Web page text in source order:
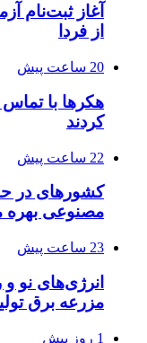
آغاز ثبت‌نام‌
از فردا
20 ساعت پیش
هکرها با
کردند
22 ساعت پیش
کشورهای در
مصنوعی بهره
23 ساعت پیش
انرژی‌های نو
مزرعه‌ برق
1 روز پیش